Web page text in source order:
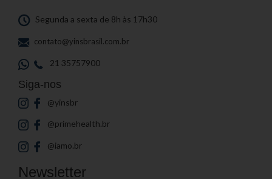
Segunda a sexta de 8h às 17h30
contato@yinsbrasil.com.br
21 35757900
Siga-nos
@yinsbr
@primehealth.br
@iamo.br
Newsletter